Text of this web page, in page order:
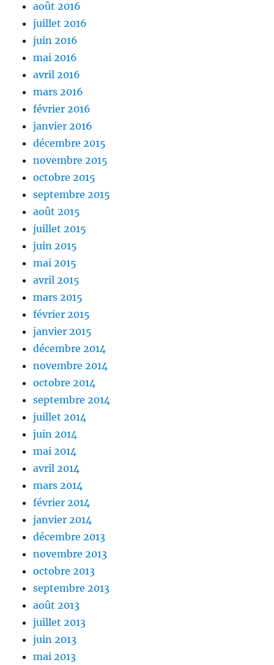
août 2016
juillet 2016
juin 2016
mai 2016
avril 2016
mars 2016
février 2016
janvier 2016
décembre 2015
novembre 2015
octobre 2015
septembre 2015
août 2015
juillet 2015
juin 2015
mai 2015
avril 2015
mars 2015
février 2015
janvier 2015
décembre 2014
novembre 2014
octobre 2014
septembre 2014
juillet 2014
juin 2014
mai 2014
avril 2014
mars 2014
février 2014
janvier 2014
décembre 2013
novembre 2013
octobre 2013
septembre 2013
août 2013
juillet 2013
juin 2013
mai 2013